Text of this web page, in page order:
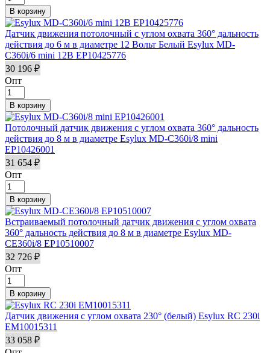
Датчик движения потолочный с углом охвата 360° дальность
действия до 6 м в диаметре 12 Вольт Белый Esylux MD-
C360i/6 mini 12В EP10425776
30 196 ₽
Опт
Потолочный датчик движения с углом охвата 360° дальность
действия до 8 м в диаметре Esylux MD-C360i/8 mini
EP10426001
31 654 ₽
Опт
Встраиваемый потолочный датчик движения с углом охвата
360° дальность действия до 8 м в диаметре Esylux MD-
CE360i/8 EP10510007
32 726 ₽
Опт
Датчик движения с углом охвата 230° (белый) Esylux RC 230i
EM10015311
33 058 ₽